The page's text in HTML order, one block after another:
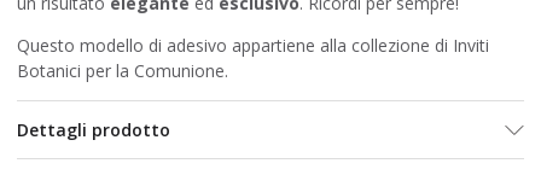
Questo modello di adesivo appartiene alla collezione di Inviti
Botanici per la Comunione.
Dettagli prodotto